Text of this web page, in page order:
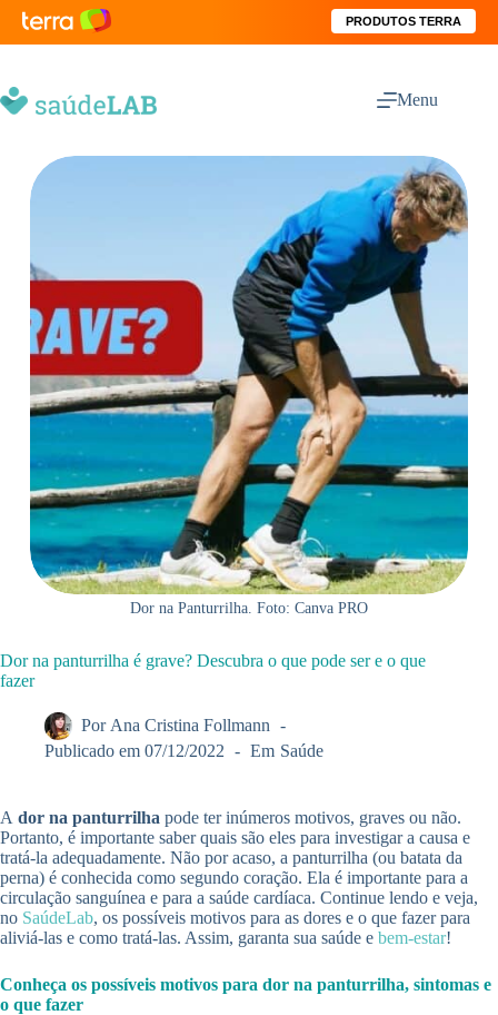
PRODUTOS TERRA
Menu
Dor na Panturrilha. Foto: Canva PRO
Dor na panturrilha é grave? Descubra o que pode ser e o que
fazer
Por Ana Cristina Follmann
Publicado em 07/12/2022 Em Saúde
A dor na panturrilha pode ter inúmeros motivos, graves ou não.
Portanto, é importante saber quais são eles para investigar a causa e
tratá-la adequadamente. Não por acaso, a panturrilha (ou batata da
perna) é conhecida como segundo coração. Ela é importante para a
circulação sanguínea e para a saúde cardíaca. Continue lendo e veja,
no SaúdeLab, os possíveis motivos para as dores e o que fazer para
aliviá-las e como tratá-las. Assim, garanta sua saúde e bem-estar!
Conheça os possíveis motivos para dor na panturrilha, sintomas e
o que fazer